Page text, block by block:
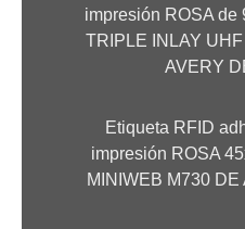
impresión ROSA de
TRIPLE INLAY
AVERY
Etiqueta RFID
impresión ROSA
MINIWEB M730